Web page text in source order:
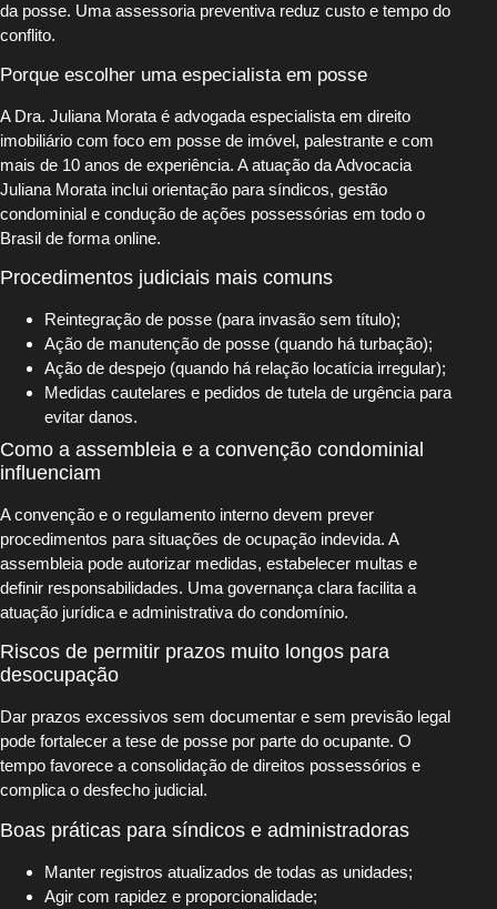
da posse. Uma assessoria preventiva reduz custo e tempo do
conflito.
Porque escolher uma especialista em posse
A Dra. Juliana Morata é advogada especialista em direito
imobiliário com foco em posse de imóvel, palestrante e com
mais de 10 anos de experiência. A atuação da Advocacia
Juliana Morata inclui orientação para síndicos, gestão
condominial e condução de ações possessórias em todo o
Brasil de forma online.
Procedimentos judiciais mais comuns
Reintegração de posse (para invasão sem título);
Ação de manutenção de posse (quando há turbação);
Ação de despejo (quando há relação locatícia irregular);
Medidas cautelares e pedidos de tutela de urgência para
evitar danos.
Como a assembleia e a convenção condominial
influenciam
A convenção e o regulamento interno devem prever
procedimentos para situações de ocupação indevida. A
assembleia pode autorizar medidas, estabelecer multas e
definir responsabilidades. Uma governança clara facilita a
atuação jurídica e administrativa do condomínio.
Riscos de permitir prazos muito longos para
desocupação
Dar prazos excessivos sem documentar e sem previsão legal
pode fortalecer a tese de posse por parte do ocupante. O
tempo favorece a consolidação de direitos possessórios e
complica o desfecho judicial.
Boas práticas para síndicos e administradoras
Manter registros atualizados de todas as unidades;
Agir com rapidez e proporcionalidade;